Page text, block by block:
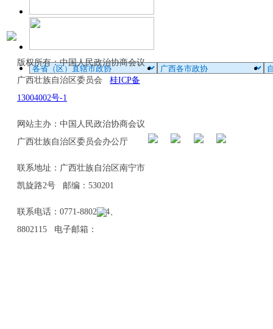
版权所有：中国人民政治协商会议
广西壮族自治区委员会 桂ICP备
13004002号-1
网站主办：中国人民政治协商会议
广西壮族自治区委员会办公厅
联系地址：广西壮族自治区南宁市
凯旋路2号 邮编：530201
联系电话：0771-8802114、
8802115 电子邮箱：